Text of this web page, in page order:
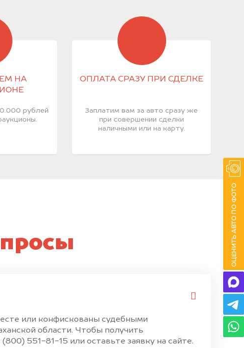
НА
рублей
ОПЛАТА СРАЗУ ПРИ СДЕЛКЕ
Заплатим вам за авто сразу же
при совершении сделки
наличными или на карту.
или конфискованы судебными
области. Чтобы получить
551-81-15 или оставьте заявку на сайте.